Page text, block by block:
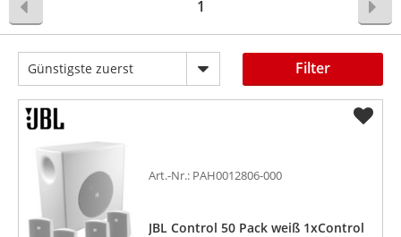
Günstigste zuerst
1
Filter
Art.-Nr.: PAH0012806-000
JBL Control 50 Pack weiß 1xControl